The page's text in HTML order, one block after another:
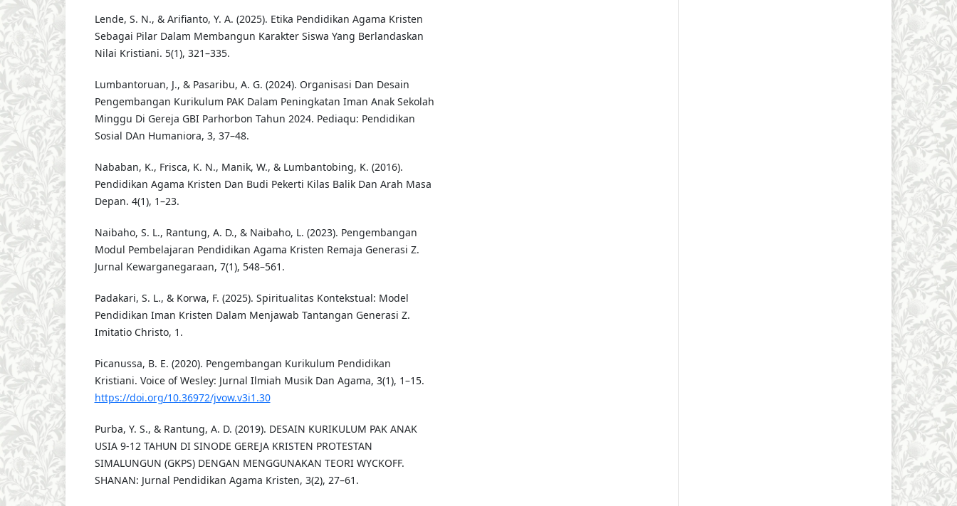
Lende, S. N., & Arifianto, Y. A. (2025). Etika Pendidikan Agama Kristen
Sebagai Pilar Dalam Membangun Karakter Siswa Yang Berlandaskan
Nilai Kristiani. 5(1), 321–335.
Lumbantoruan, J., & Pasaribu, A. G. (2024). Organisasi Dan Desain
Pengembangan Kurikulum PAK Dalam Peningkatan Iman Anak Sekolah
Minggu Di Gereja GBI Parhorbon Tahun 2024. Pediaqu: Pendidikan
Sosial DAn Humaniora, 3, 37–48.
Nababan, K., Frisca, K. N., Manik, W., & Lumbantobing, K. (2016).
Pendidikan Agama Kristen Dan Budi Pekerti Kilas Balik Dan Arah Masa
Depan. 4(1), 1–23.
Naibaho, S. L., Rantung, A. D., & Naibaho, L. (2023). Pengembangan
Modul Pembelajaran Pendidikan Agama Kristen Remaja Generasi Z.
Jurnal Kewarganegaraan, 7(1), 548–561.
Padakari, S. L., & Korwa, F. (2025). Spiritualitas Kontekstual: Model
Pendidikan Iman Kristen Dalam Menjawab Tantangan Generasi Z.
Imitatio Christo, 1.
Picanussa, B. E. (2020). Pengembangan Kurikulum Pendidikan
Kristiani. Voice of Wesley: Jurnal Ilmiah Musik Dan Agama, 3(1), 1–15.
https://doi.org/10.36972/jvow.v3i1.30
Purba, Y. S., & Rantung, A. D. (2019). DESAIN KURIKULUM PAK ANAK
USIA 9-12 TAHUN DI SINODE GEREJA KRISTEN PROTESTAN
SIMALUNGUN (GKPS) DENGAN MENGGUNAKAN TEORI WYCKOFF.
SHANAN: Jurnal Pendidikan Agama Kristen, 3(2), 27–61.